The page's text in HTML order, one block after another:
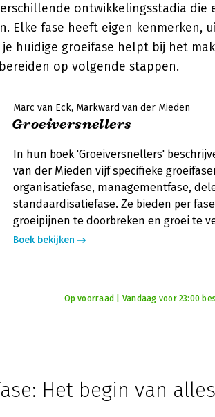
ontwikkelingsstadia
Elke fase heeft eigen kenmerken,
huidige groeifase helpt bij het
op volgende stappen.
Marc van Eck Markward van der Mieden
Groeiversnellers
In hun boek 'Groeiversnellers'
van der Mieden vijf specifieke
organisatiefase, managementfase,
standaardisatiefase. Ze bieden per
groeipijnen te doorbreken en groei te
Boek bekijken
Op voorraad | Vandaag voor 23:00
Het begin van alles